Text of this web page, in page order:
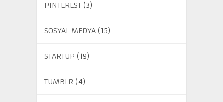
PINTEREST(3)
SOSYAL MEDYA(15)
STARTUP (19)
TUMBLR (4)